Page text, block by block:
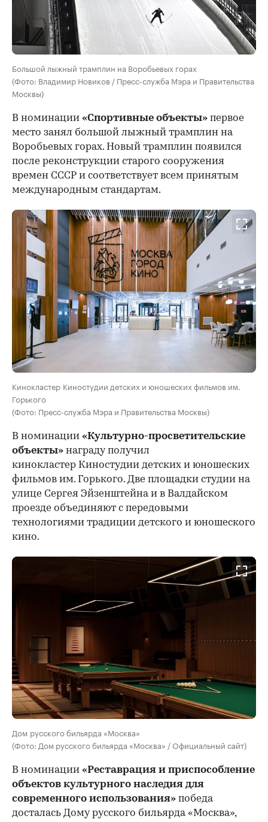
Большой лыжный трамплин на Воробьевых горах
(Фото: Владимир Новиков / Пресс-служба Мэра и Правительства
Москвы)
В номинации «Спортивные объекты» первое
место занял большой лыжный трамплин на
Воробьевых горах. Новый трамплин появился
после реконструкции старого сооружения
времен СССР и соответствует всем принятым
международным стандартам.
Кинокластер Киностудии детских и юношеских фильмов им.
Горького
(Фото: Пресс-служба Мэра и Правительства Москвы)
В номинации «Культурно-просветительские
объекты» награду получил
кинокластер Киностудии детских и юношеских
фильмов им. Горького. Две площадки студии на
улице Сергея Эйзенштейна и в Валдайском
проезде объединяют с передовыми
технологиями традиции детского и юношеского
кино.
Дом русского бильярда «Москва»
(Фото: Дом русского бильярда «Москва» / Официальный сайт)
В номинации «Реставрация и приспособление
объектов культурного наследия для
современного использования» победа
досталась Дому русского бильярда «Москва»,